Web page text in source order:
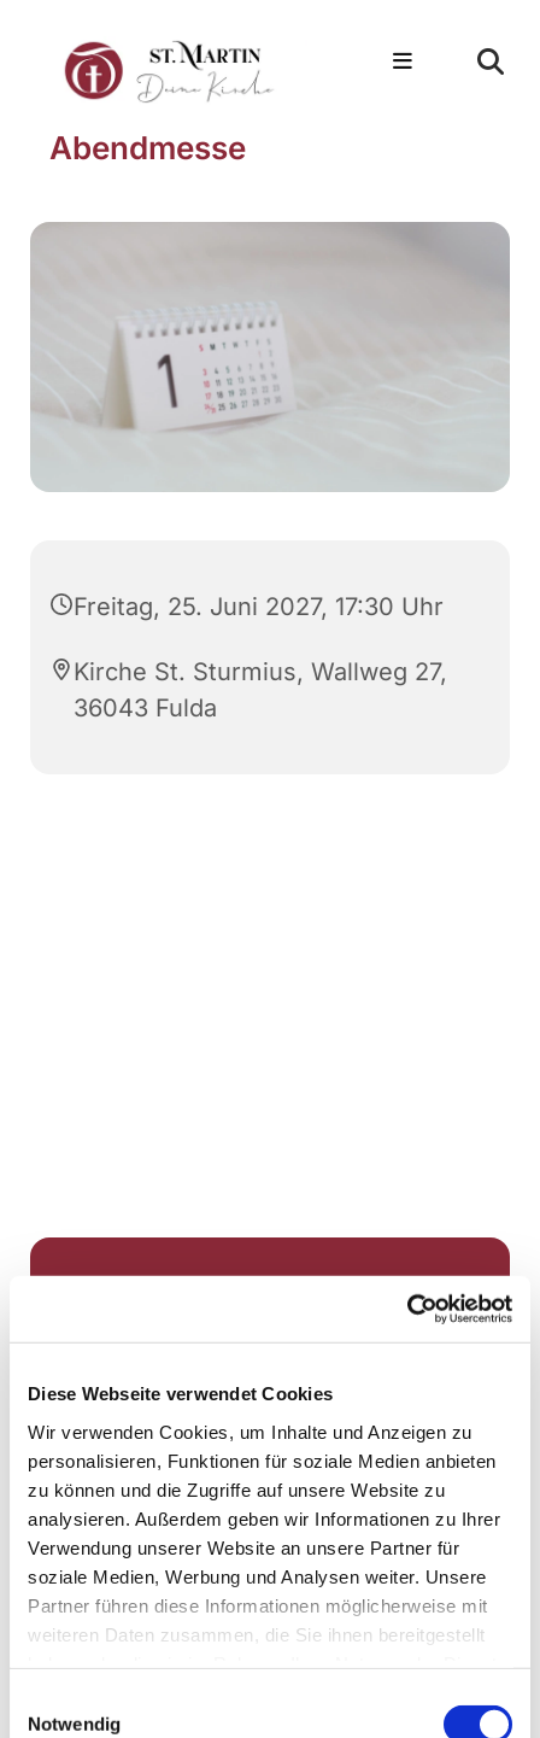
Diese Webseite verwendet Cookies
Wir verwenden Cookies, um Inhalte und Anzeigen zu
personalisieren, Funktionen für soziale Medien anbieten
zu können und die Zugriffe auf unsere Website zu
analysieren. Außerdem geben wir Informationen zu Ihrer
Verwendung unserer Website an unsere Partner für
soziale Medien, Werbung und Analysen weiter. Unsere
Partner führen diese Informationen möglicherweise mit
weiteren Daten zusammen, die Sie ihnen bereitgestellt
Notwendig
Abendmesse
Freitag, 25. Juni 2027, 17:30 Uhr
Kirche St. Sturmius, Wallweg 27,
36043 Fulda
Dies könnte Sie auch
interessieren